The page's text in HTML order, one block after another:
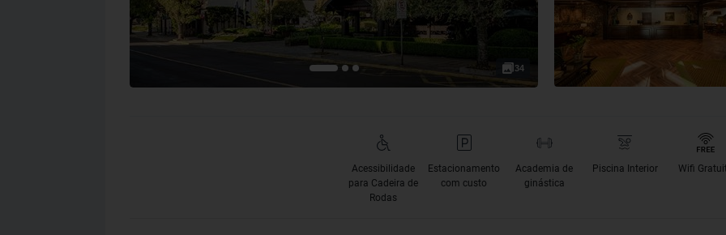
34
Acessibilidade
para Cadeira de
Rodas
Estacionamento
com custo
Academia de
ginástica
Piscina Interior Wifi